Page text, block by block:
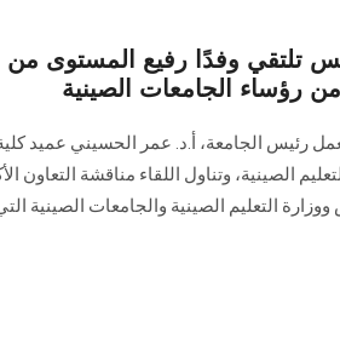
وفدًا رفيع المستوى من
من رؤساء الجامعات الصينية
رئيس الجامعة، أ.د. عمر الحسيني عميد
الصينية، وتناول اللقاء مناقشة التعاون
التعليم الصينية والجامعات الصينية